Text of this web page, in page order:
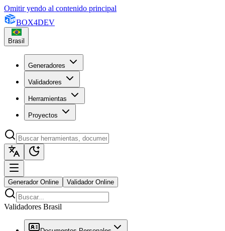
Omitir yendo al contenido principal
BOX4DEV
Brasil
Generadores
Validadores
Herramientas
Proyectos
Generador Online Validador Online
Validadores Brasil